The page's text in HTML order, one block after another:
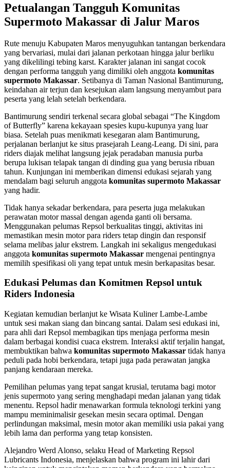
Petualangan Tangguh Komunitas
Supermoto Makassar di Jalur Maros
Rute menuju Kabupaten Maros menyuguhkan tantangan berkendara
yang bervariasi, mulai dari jalanan perkotaan hingga jalur berliku
yang dikelilingi tebing karst. Karakter jalanan ini sangat cocok
dengan performa tangguh yang dimiliki oleh anggota komunitas
supermoto Makassar. Setibanya di Taman Nasional Bantimurung,
keindahan air terjun dan kesejukan alam langsung menyambut para
peserta yang lelah setelah berkendara.
Bantimurung sendiri terkenal secara global sebagai “The Kingdom
of Butterfly” karena kekayaan spesies kupu-kupunya yang luar
biasa. Setelah puas menikmati kesegaran alam Bantimurung,
perjalanan berlanjut ke situs prasejarah Leang-Leang. Di sini, para
riders diajak melihat langsung jejak peradaban manusia purba
berupa lukisan telapak tangan di dinding gua yang berusia ribuan
tahun. Kunjungan ini memberikan dimensi edukasi sejarah yang
mendalam bagi seluruh anggota komunitas supermoto Makassar
yang hadir.
Tidak hanya sekadar berkendara, para peserta juga melakukan
perawatan motor massal dengan agenda ganti oli bersama.
Menggunakan pelumas Repsol berkualitas tinggi, aktivitas ini
memastikan mesin motor para riders tetap dingin dan responsif
selama melibas jalur ekstrem. Langkah ini sekaligus mengedukasi
anggota komunitas supermoto Makassar mengenai pentingnya
memilih spesifikasi oli yang tepat untuk mesin berkapasitas besar.
Edukasi Pelumas dan Komitmen Repsol untuk
Riders Indonesia
Kegiatan kemudian berlanjut ke Wisata Kuliner Lambe-Lambe
untuk sesi makan siang dan bincang santai. Dalam sesi edukasi ini,
para ahli dari Repsol membagikan tips menjaga performa mesin
dalam berbagai kondisi cuaca ekstrem. Interaksi aktif terjalin hangat,
membuktikan bahwa komunitas supermoto Makassar tidak hanya
peduli pada hobi berkendara, tetapi juga pada perawatan jangka
panjang kendaraan mereka.
Pemilihan pelumas yang tepat sangat krusial, terutama bagi motor
jenis supermoto yang sering menghadapi medan jalanan yang tidak
menentu. Repsol hadir menawarkan formula teknologi terkini yang
mampu meminimalisir gesekan mesin secara optimal. Dengan
perlindungan maksimal, mesin motor akan memiliki usia pakai yang
lebih lama dan performa yang tetap konsisten.
Alejandro Werd Alonso, selaku Head of Marketing Repsol
Lubricants Indonesia, menjelaskan bahwa program ini lahir dari